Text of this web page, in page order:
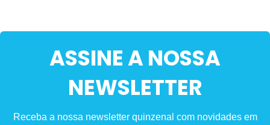
ASSINE A NOSSA
NEWSLETTER
Receba a nossa newsletter quinzenal com novidades em